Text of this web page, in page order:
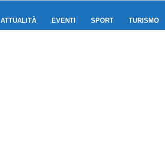
ATTUALITÀ EVENTI SPORT TURISMO